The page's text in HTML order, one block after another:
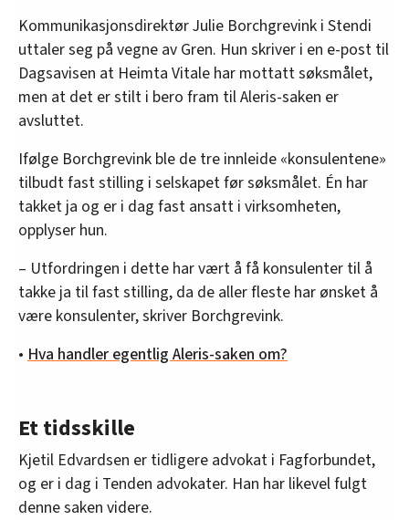
Kommunikasjonsdirektør Julie Borchgrevink i Stendi
uttaler seg på vegne av Gren. Hun skriver i en e-post til
Dagsavisen at Heimta Vitale har mottatt søksmålet,
men at det er stilt i bero fram til Aleris-saken er
avsluttet.
Ifølge Borchgrevink ble de tre innleide «konsulentene»
tilbudt fast stilling i selskapet før søksmålet. Én har
takket ja og er i dag fast ansatt i virksomheten,
opplyser hun.
– Utfordringen i dette har vært å få konsulenter til å
takke ja til fast stilling, da de aller fleste har ønsket å
være konsulenter, skriver Borchgrevink.
• Hva handler egentlig Aleris-saken om?
Et tidsskille
Kjetil Edvardsen er tidligere advokat i Fagforbundet,
og er i dag i Tenden advokater. Han har likevel fulgt
denne saken videre.